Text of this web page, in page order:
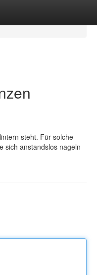
steht. Für solche
sich anstandslos nageln